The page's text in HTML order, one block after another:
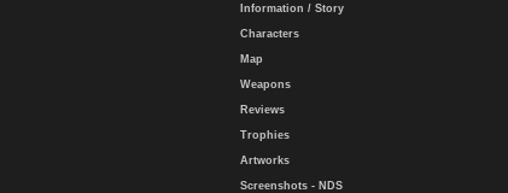
Information / Story
Characters
Map
Weapons
Reviews
Trophies
Artworks
Screenshots - NDS